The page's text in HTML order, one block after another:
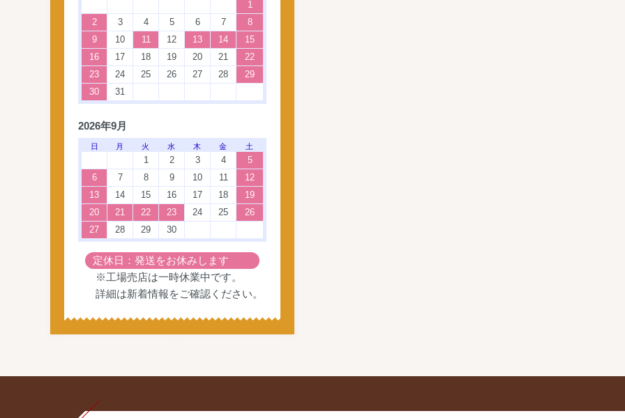
1
2
3 4 5 6 7
8
9
10 11 12 13 14
15
16
17 18 19 20 21
22
23
24 25 26 27 28
29
30
31
2026年9月
日 月 火 水 木 金 土
1 2 3 4
5
6
7 8 9 10 11
12
13
14 15 16 17 18
19
20
21 22 23 24 25
26
27
28 29 30
定休日：発送をお休みします
※工場売店は一時休業中です。
詳細は新着情報をご確認ください。